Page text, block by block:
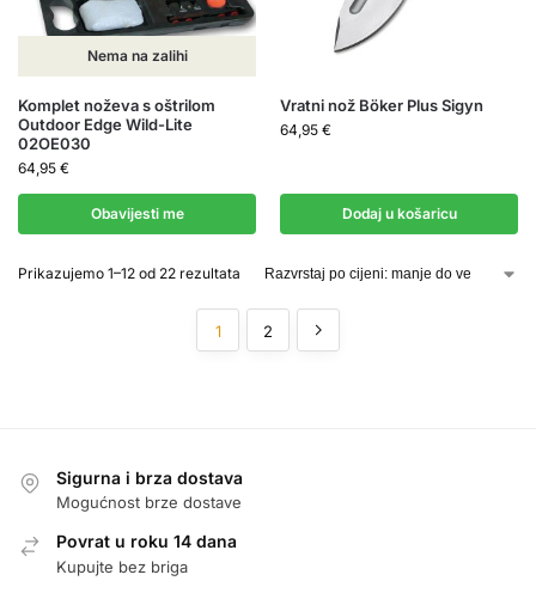
Nema na zalihi
Komplet noževa s oštrilom
Outdoor Edge Wild-Lite
02OE030
64,95 €
Obavijesti me
Vratni nož Böker Plus Sigyn
64,95 €
Dodaj u košaricu
Prikazujemo 1–12 od 22 rezultata
1 2
Sigurna i brza dostava
Mogućnost brze dostave
Povrat u roku 14 dana
Kupujte bez briga